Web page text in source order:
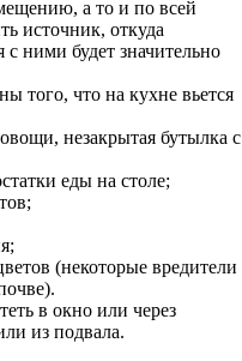
а то и по всей
источник, откуда
с ними будет значительно
того, что на кухне вьется
незакрытая бутылка с
еды на столе;
(некоторые вредители
в окно или через
из подвала.